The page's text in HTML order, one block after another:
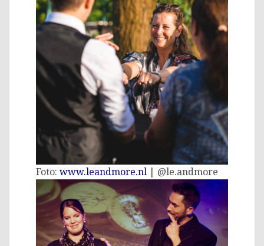
Foto: www.leandmore.nl | @le.andmore